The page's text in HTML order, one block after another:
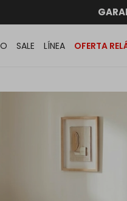
hasta
GRATIS dentro de
SALE LÍNEA OFERTA